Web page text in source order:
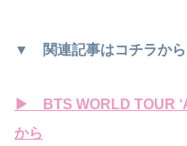
▼ 関連記事はコチラから
▶ BTS WORLD TOUR
から